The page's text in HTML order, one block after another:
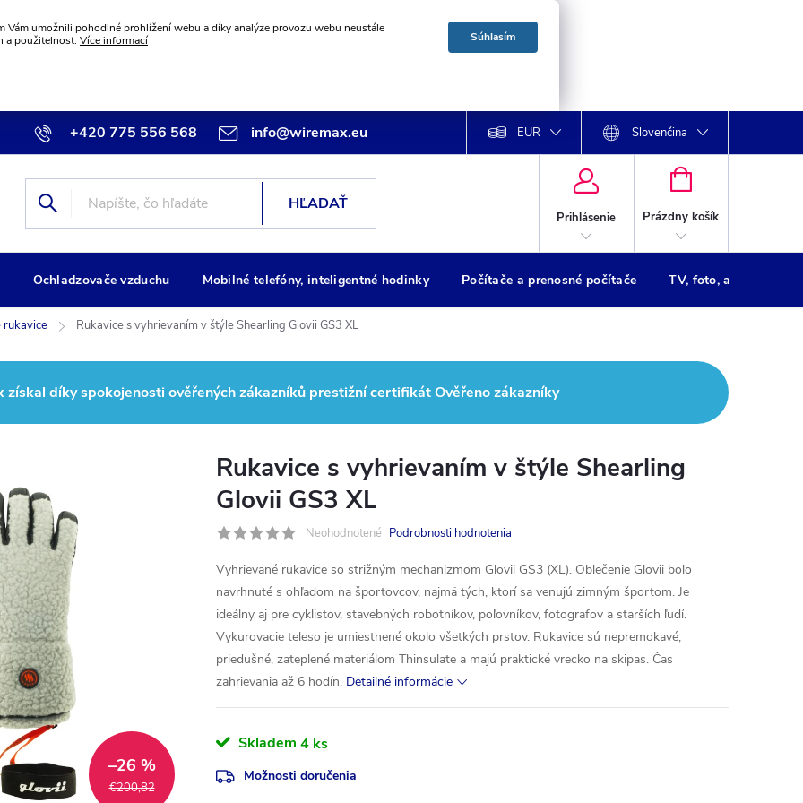
Vám umožnili pohodlné prohlížení webu a díky analýze provozu webu neustále
a použitelnost. Více informací Súhlasím
+420 775 556 568 info@wiremax.eu EUR Slovenčina
HĽADAŤ
Prihlásenie
NÁKUPNÝ
Prázdny košík
Ochladzovače vzduchu Mobilné telefóny, inteligentné hodinky Počítače a prenosné počítače TV, foto, audio
rukavice Rukavice s vyhrievaním v štýle Shearling Glovii GS3 XL
získal díky spokojenosti ověřených zákazníků prestižní certifikát Ověřeno zákazníky
€200,82
–26 %
Rukavice s vyhrievaním v štýle Shearling
Glovii GS3 XL
Neohodnotené Podrobnosti hodnotenia
Vyhrievané rukavice so strižným mechanizmom Glovii GS3 (XL). Oblečenie Glovii bolo
navrhnuté s ohľadom na športovcov, najmä tých, ktorí sa venujú zimným športom. Je
ideálny aj pre cyklistov, stavebných robotníkov, poľovníkov, fotografov a starších ľudí.
Vykurovacie teleso je umiestnené okolo všetkých prstov. Rukavice sú nepremokavé,
priedušné, zateplené materiálom Thinsulate a majú praktické vrecko na skipas. Čas
zahrievania až 6 hodín. Detailné informácie
Skladem 4 ks
Možnosti doručenia